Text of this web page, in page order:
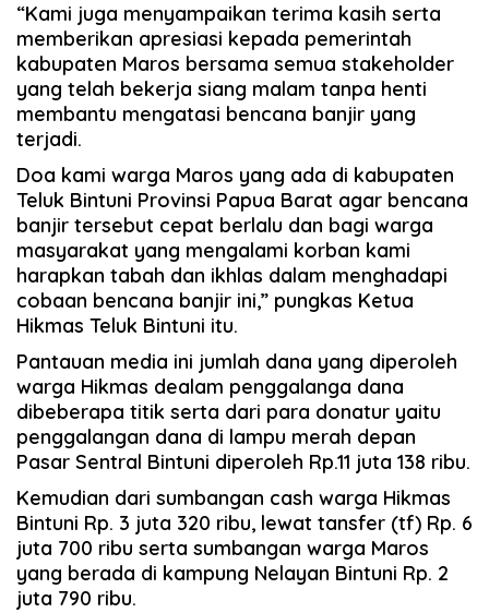
“Kami juga menyampaikan terima kasih serta
memberikan apresiasi kepada pemerintah
kabupaten Maros bersama semua stakeholder
yang telah bekerja siang malam tanpa henti
membantu mengatasi bencana banjir yang
terjadi.
Doa kami warga Maros yang ada di kabupaten
Teluk Bintuni Provinsi Papua Barat agar bencana
banjir tersebut cepat berlalu dan bagi warga
masyarakat yang mengalami korban kami
harapkan tabah dan ikhlas dalam menghadapi
cobaan bencana banjir ini,” pungkas Ketua
Hikmas Teluk Bintuni itu.
Pantauan media ini jumlah dana yang diperoleh
warga Hikmas dealam penggalanga dana
dibeberapa titik serta dari para donatur yaitu
penggalangan dana di lampu merah depan
Pasar Sentral Bintuni diperoleh Rp.11 juta 138 ribu.
Kemudian dari sumbangan cash warga Hikmas
Bintuni Rp. 3 juta 320 ribu, lewat tansfer (tf) Rp. 6
juta 700 ribu serta sumbangan warga Maros
yang berada di kampung Nelayan Bintuni Rp. 2
juta 790 ribu.